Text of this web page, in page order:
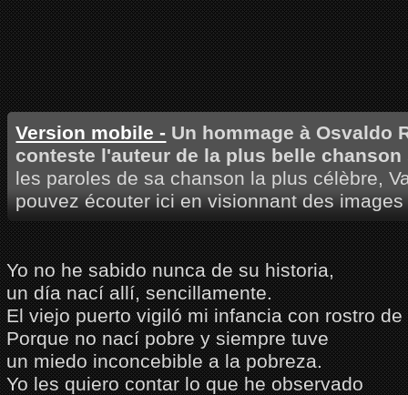
Version mobile - Un hommage à Osvaldo
conteste l'auteur de la plus belle chanson
les paroles de sa chanson la plus célèbre,
pouvez écouter ici en visionnant des
Yo no he sabido nunca de su historia,
un día nací allí, sencillamente.
El viejo puerto vigiló mi infancia con rostro
Porque no nací pobre y siempre tuve
un miedo inconcebible a la pobreza.
Yo les quiero contar lo que he observado